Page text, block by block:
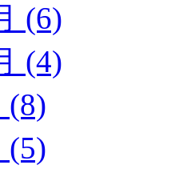
(6)
(4)
(8)
(5)